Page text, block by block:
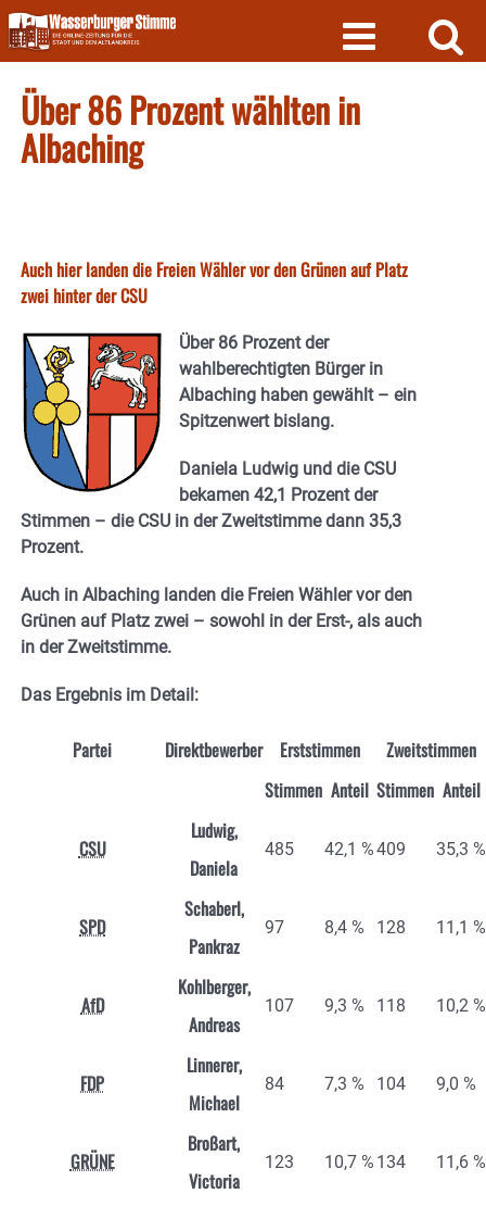
Skip
to
content
Über 86 Prozent wählten in
Albaching
Auch hier landen die Freien Wähler vor den Grünen auf Platz
zwei hinter der CSU
Über 86 Prozent der
wahlberechtigten Bürger in
Albaching haben gewählt – ein
Spitzenwert bislang.
Daniela Ludwig und die CSU
bekamen 42,1 Prozent der
Stimmen – die CSU in der Zweitstimme dann 35,3
Prozent.
Auch in Albaching landen die Freien Wähler vor den
Grünen auf Platz zwei – sowohl in der Erst-, als auch
in der Zweitstimme.
Das Ergebnis im Detail:
Partei Direktbewerber Erststimmen
Zweitstimmen
Stimmen Anteil Stimmen Anteil
CSU
Ludwig,
Daniela
485 42,1 %409 35,3 %
SPD
Schaberl,
Pankraz
97 8,4 % 128 11,1 %
AfD
Kohlberger,
Andreas
107 9,3 % 118 10,2 %
FDP
Linnerer,
Michael
84 7,3 % 104 9,0 %
GRÜNE
Broßart,
Victoria
123 10,7 % 134 11,6 %